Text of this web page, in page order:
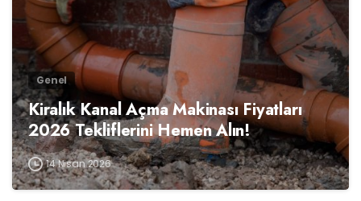
Genel
Kiralık Kanal Açma Makinası Fiyatları
2026 Tekliflerini Hemen Alın!
14 Nisan 2026